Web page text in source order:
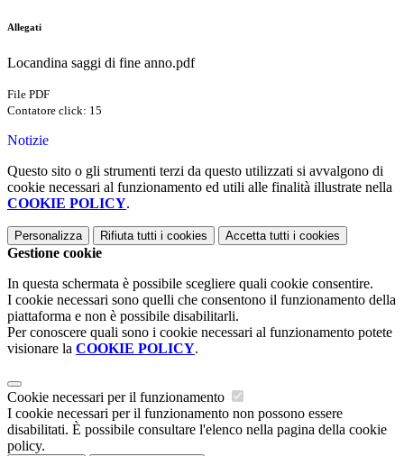
Allegati
Locandina saggi di fine anno.pdf
File PDF
Contatore click: 15
Notizie
Questo sito o gli strumenti terzi da questo utilizzati si avvalgono di
cookie necessari al funzionamento ed utili alle finalità illustrate nella
COOKIE POLICY.
Personalizza Rifiuta tutti i cookies Accetta tutti i cookies
Gestione cookie
In questa schermata è possibile scegliere quali cookie consentire.
I cookie necessari sono quelli che consentono il funzionamento della
piattaforma e non è possibile disabilitarli.
Per conoscere quali sono i cookie necessari al funzionamento potete
visionare la COOKIE POLICY.
Cookie necessari per il funzionamento
I cookie necessari per il funzionamento non possono essere
disabilitati. È possibile consultare l'elenco nella pagina della cookie
policy.